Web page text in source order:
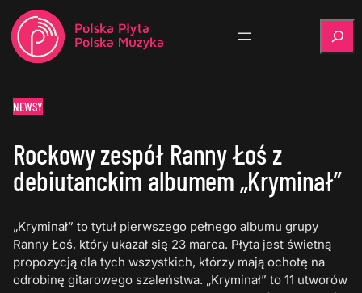
NEWSY
Rockowy zespół Ranny Łoś z
debiutanckim albumem „Kryminał”
„Kryminał” to tytuł pierwszego pełnego albumu grupy
Ranny Łoś, który ukazał się 23 marca. Płyta jest świetną
propozycją dla tych wszystkich, którzy mają ochotę na
odrobinę gitarowego szaleństwa. „Kryminał” to 11 utworów